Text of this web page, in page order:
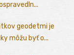
geodetmi je
môžu byť o...